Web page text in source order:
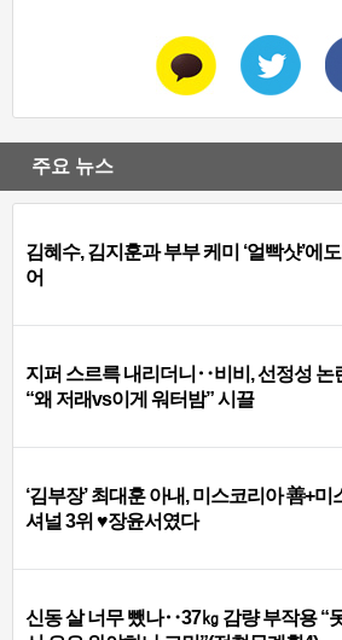
주요 뉴스
김혜수, 김지훈과 부부 케미 ‘얼빡샷’에
어
지퍼 스르륵 내리더니‥비비, 선정성 논
“왜 저래vs이게 워터밤” 시끌
‘김부장’ 최대훈 아내, 미스코리아 善+미
셔널 3위 ♥장윤서였다
신동 살 너무 뺐나‥37㎏ 감량 부작용 “